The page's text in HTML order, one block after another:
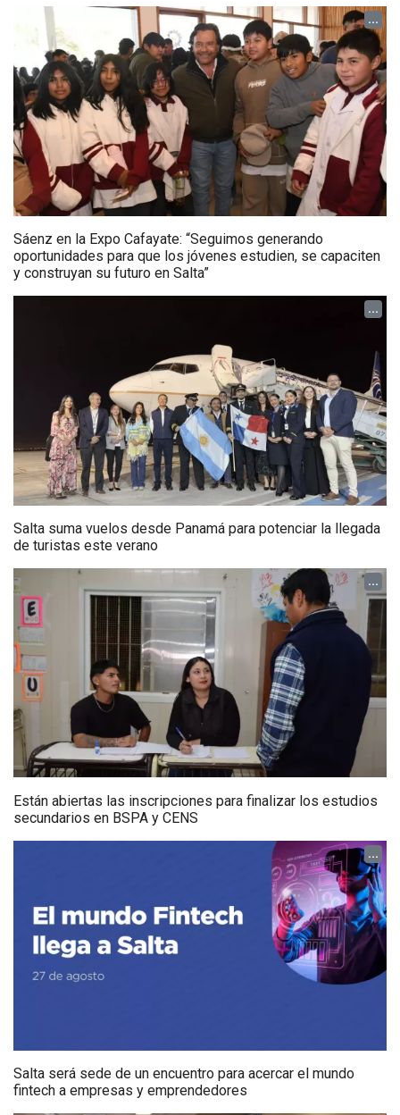
...
Sáenz en la Expo Cafayate: “Seguimos generando
oportunidades para que los jóvenes estudien, se capaciten
y construyan su futuro en Salta”
...
Salta suma vuelos desde Panamá para potenciar la llegada
de turistas este verano
...
Están abiertas las inscripciones para finalizar los estudios
secundarios en BSPA y CENS
...
Salta será sede de un encuentro para acercar el mundo
fintech a empresas y emprendedores